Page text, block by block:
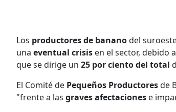
Los productores de bananodel
una eventual crisis en el sector, debido
que se dirige un 25 por ciento del total
El Comité de Pequeños Productoresde
"frente a las graves afectaciones e